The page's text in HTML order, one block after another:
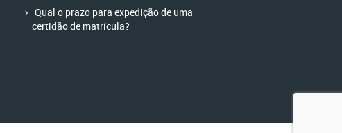
Qual o prazo para expedição de uma
certidão de matrícula?